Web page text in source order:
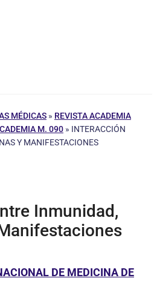
MÉDICAS » REVISTA ACADEMIA
M. 090 » INTERACCIÓN
Y MANIFESTACIONES
Inmunidad,
DE MEDICINA DE